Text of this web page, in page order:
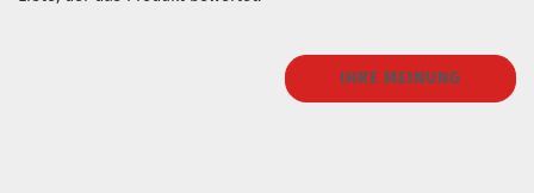
IHRE MEINUNG